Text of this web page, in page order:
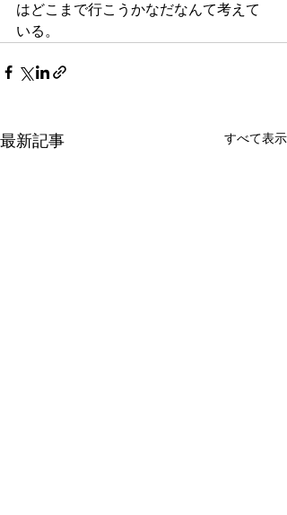
はどこまで行こうかなだなんて考えて
いる。
最新記事 すべて表示